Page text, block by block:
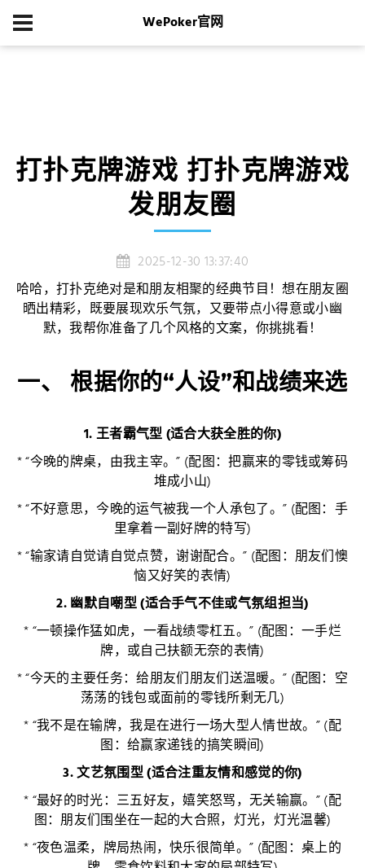
WePoker官网
打扑克牌游戏 打扑克牌游戏
发朋友圈
2025-12-30 13:37:40
哈哈，打扑克绝对是和朋友相聚的经典节目！想在朋友圈
晒出精彩，既要展现欢乐气氛，又要带点小得意或小幽
默，我帮你准备了几个风格的文案，你挑挑看！
一、 根据你的“人设”和战绩来选
1. 王者霸气型 (适合大获全胜的你)
* “今晚的牌桌，由我主宰。” (配图：把赢来的零钱或筹码
堆成小山)
* “不好意思，今晚的运气被我一个人承包了。” (配图：手
里拿着一副好牌的特写)
* “输家请自觉请自觉点赞，谢谢配合。” (配图：朋友们懊
恼又好笑的表情)
2. 幽默自嘲型 (适合手气不佳或气氛组担当)
* “一顿操作猛如虎，一看战绩零杠五。” (配图：一手烂
牌，或自己扶额无奈的表情)
* “今天的主要任务：给朋友们朋友们送温暖。” (配图：空
荡荡的钱包或面前的零钱所剩无几)
* “我不是在输牌，我是在进行一场大型人情世故。” (配
图：给赢家递钱的搞笑瞬间)
3. 文艺氛围型 (适合注重友情和感觉的你)
* “最好的时光：三五好友，嬉笑怒骂，无关输赢。” (配
图：朋友们围坐在一起的大合照，灯光，灯光温馨)
* “夜色温柔，牌局热闹，快乐很简单。” (配图：桌上的